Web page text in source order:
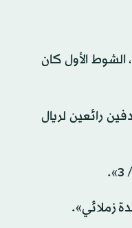
الشوط الأول كان
رائعين لريال
زملائي».